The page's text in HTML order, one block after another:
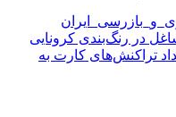
در رنگ‌بندی کرونایی
تراکنش‌های کارت به